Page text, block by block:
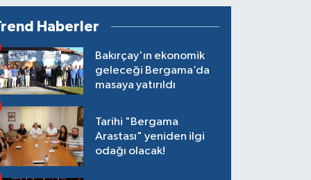
%-14
%-0.15
Haberler
Bakırçay'ın ekonomik
geleceği Bergama’da
masaya yatırıldı
Tarihi "Bergama
Arastası" yeniden ilgi
odağı olacak!